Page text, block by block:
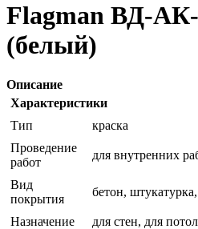
Flagman ВД-АК-
(белый)
Описание
Характеристики
Тип
краска
Проведение
работ
для внутренних
Вид
покрытия
бетон,
Назначение
для стен, для